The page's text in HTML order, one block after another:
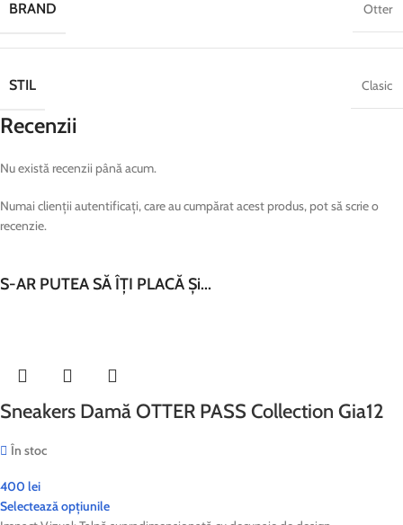
BRAND Otter
STIL Clasic
Recenzii
Nu există recenzii până acum.
Numai clienții autentificați, care au cumpărat acest produs, pot să scrie o
recenzie.
S-AR PUTEA SĂ ÎȚI PLACĂ Și...
Sneakers Damă OTTER PASS Collection Gia12
În stoc
400 lei
Selectează opțiunile